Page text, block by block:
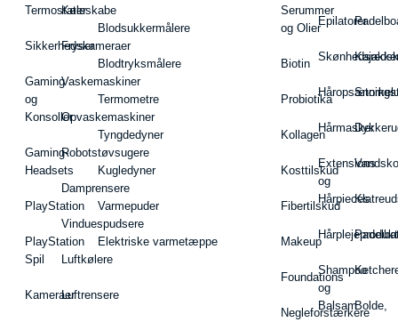
Termostater
Sikkerhedskameraer
Gaming
og
Konsoller
Gaming-
Headsets
PlayStation
PlayStation
Spil
Kameraer
Køleskabe
Fryser
Vaskemaskiner
Opvaskemaskiner
Robotstøvsugere
Damprensere
Vinduespudsere
Luftkølere
Luftrensere
Blodsukkermålere
Blodtryksmålere
Termometre
Tyngdedyner
Kugledyner
Varmepuder
Elektriske varmetæppe
Serummer
og Olier
Biotin
Probiotika
Kollagen
Kosttilskud
Fibertilskud
Makeup
Foundations
Negleforstærkere
Epilatorer
Hårmasker
Extensions
og
Hårpieces
Shampoo
og
Balsam
Vandsko
Bolde,